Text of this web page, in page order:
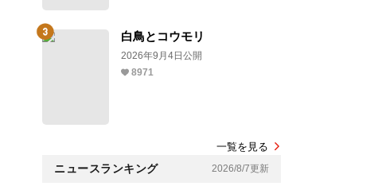
白鳥とコウモリ
2026年9月4日公開
8971
一覧を見る
ニュースランキング 2026/8/7更新